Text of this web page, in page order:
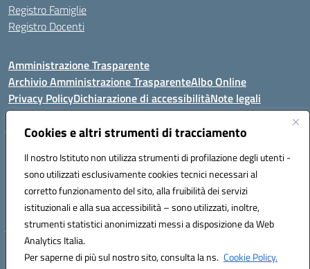
Cookies e altri strumenti di tracciamento
Il nostro Istituto non utilizza strumenti di profilazione degli utenti -
sono utilizzati esclusivamente cookies tecnici necessari al
corretto funzionamento del sito, alla fruibilità dei servizi
istituzionali e alla sua accessibilità – sono utilizzati, inoltre,
strumenti statistici anonimizzati messi a disposizione da Web
Analytics Italia.
Per saperne di più sul nostro sito, consulta la ns. Cookie Policy.
Registro Famiglie
Registro Docenti
Amministrazione Trasparente
Archivio Amministrazione TrasparenteAlbo Online
Privacy PolicyDichiarazione di accessibilitàNote legali
Istituto Comprensivo Statale
8° G. FALCONE – R. SCAUDA"
Via Cupa Campanariello, 5 - 80059, Torre del Greco (NA)
Tel. +39 0818834377 - Fax +39 0818834377 - Cod.Fisc. 95170530638
Email: naic8df00a@istruzione.it - PEC: naic8df00a@pec.istruzione.it
Hosting & Powered by 3D Solution S.r.l.